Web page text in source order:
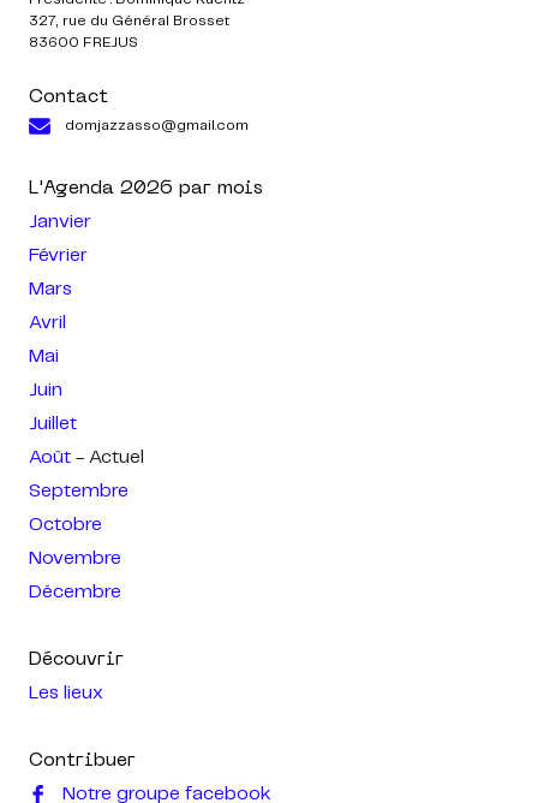
327, rue du Général Brosset
83600 FREJUS
Contact
domjazzasso@gmail.com
L'Agenda 2026 par mois
Janvier
Février
Mars
Avril
Mai
Juin
Juillet
Août - Actuel
Septembre
Octobre
Novembre
Décembre
Découvrir
Les lieux
Contribuer
Notre groupe facebook